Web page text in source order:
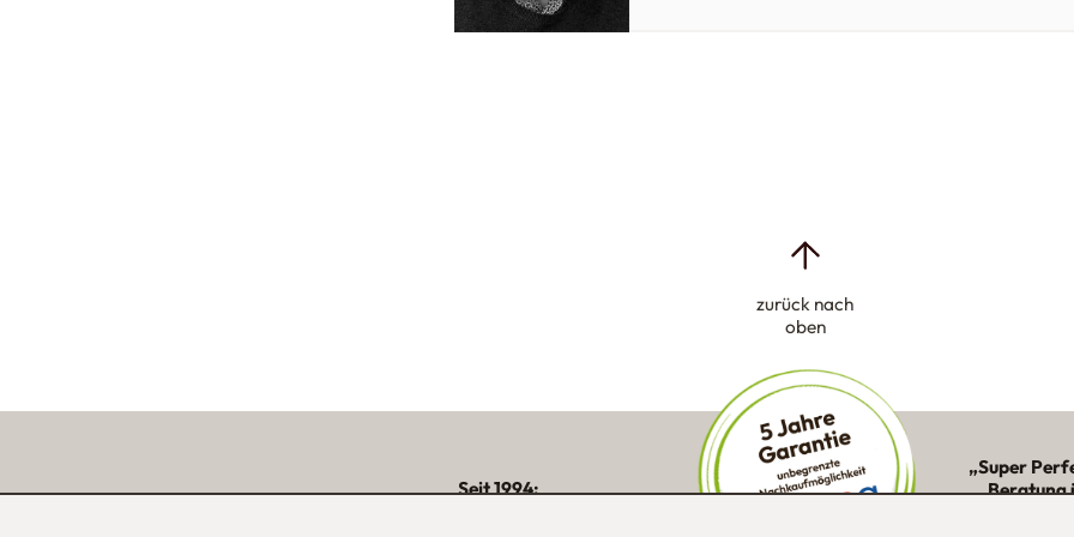
zurück nach
oben
Seit 1994:
„Super
Beratung